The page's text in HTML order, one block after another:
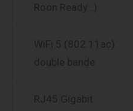
Roon Ready…)
WiFi 5 (802.11ac)
double bande
RJ45 Gigabit